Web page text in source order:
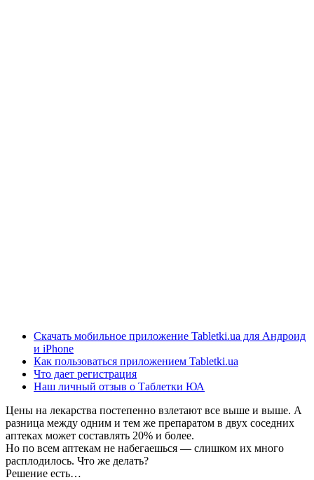
Скачать мобильное приложение Tabletki.ua для Андроид
и iPhone
Как пользоваться приложением Tabletki.ua
Что дает регистрация
Наш личный отзыв о Таблетки ЮА
Цены на лекарства постепенно взлетают все выше и выше. А
разница между одним и тем же препаратом в двух соседних
аптеках может составлять 20% и более.
Но по всем аптекам не набегаешься — слишком их много
расплодилось. Что же делать?
Решение есть…